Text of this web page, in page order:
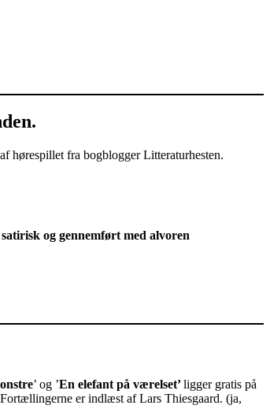
hørespillet fra bogblogger Litteraturhesten.
og gennemført med alvoren
’ og ’En elefant på værelset’ligger gratis på
er indlæst af Lars Thiesgaard. (ja,